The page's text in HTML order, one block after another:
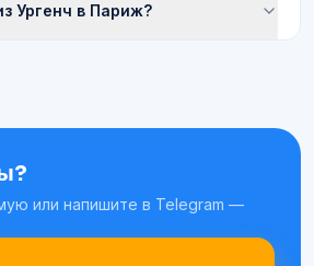
Ургенч в Париж?
или напишите в Telegram —